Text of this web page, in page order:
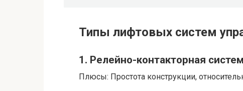
Типы лифтовых систем
1. Релейно-контакторная
Плюсы: Простота конструкции,